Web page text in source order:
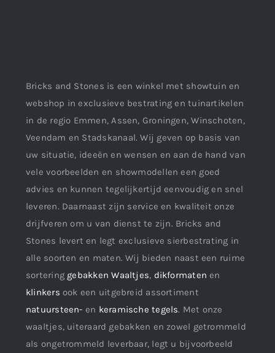
Bricks and Stones is een winkel met showtuin en
webshop in exclusieve bestrating en tuinartikelen
in de regio Emmen, Assen, Groningen, Winschoten,
Veendam en Stadskanaal. Wij geven op basis van
uw situatie, ideeën en wensen en aan de hand van
vele voorbeelden en showmodellen een goed
advies en kunnen tegelijkertijd eenvoudig en snel
leveren. Daarnaast zijn service en kwaliteit onze
drijfveren om u van dienst te zijn. Bricks and
Stones levert en legt exclusieve sierbestrating in
alle soorten en maten. Wij bieden naast een ruime
sortering gebakken Waaltjes, dikformaten en
klinkers ook een uitgebreid assortiment
natuursteen- en keramische tegels. Met onze
waaltjes, uiteraard gebakken en zowel getrommeld
als ongetrommeld leverbaar, legt u bijvoorbeeld